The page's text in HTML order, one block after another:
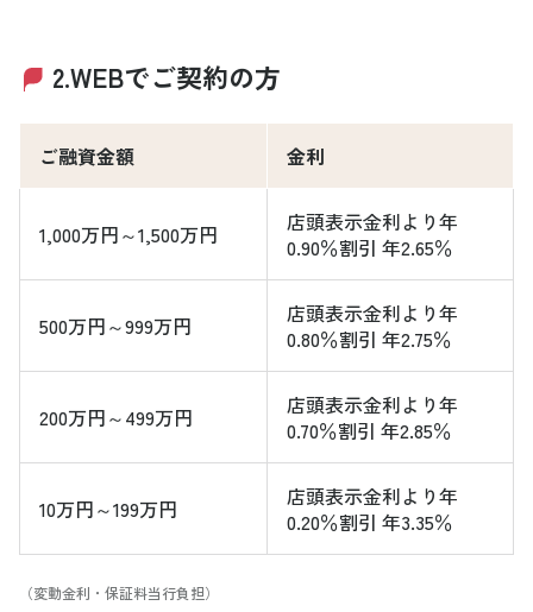
2.WEBでご契約の方
ご融資金額 金利
1,000万円～1,500万円
店頭表示金利より年
0.90％割引 年2.65％
500万円～999万円
店頭表示金利より年
0.80％割引 年2.75％
200万円～499万円
店頭表示金利より年
0.70％割引 年2.85％
10万円～199万円
店頭表示金利より年
0.20％割引 年3.35％
（変動金利・保証料当行負担）